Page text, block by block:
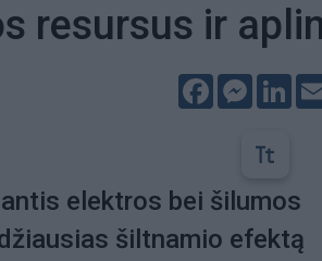
resursus ir
Facebook
elektros bei šilumos
šiltnamio efektą